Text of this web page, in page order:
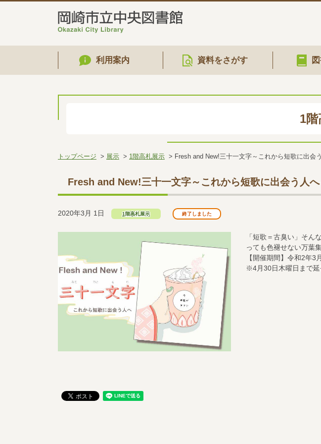
利用案内 資料をさがす
1
トップページ 展示 1階高札展示 Fresh and New!三十一文字～これから短歌に出会
Fresh and New!三十一文字～これから短歌に出会う人へ
2020年3月 1日 1階高札展示 終了しました
「短歌＝古臭い」そん
っても色褪せない万葉
【開催期間】令和2年
※4月30日木曜日まで